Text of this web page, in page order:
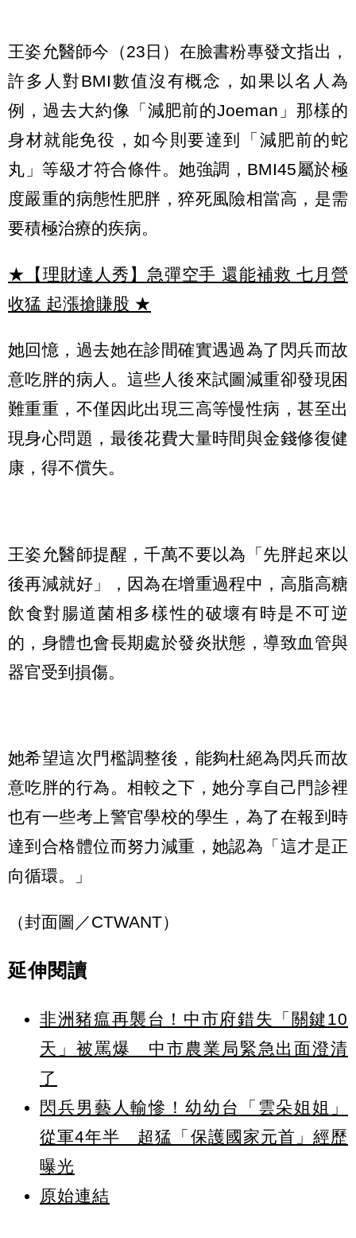
王姿允醫師今（23日）在臉書粉專發文指出，
許多人對BMI數值沒有概念，如果以名人為
例，過去大約像「減肥前的Joeman」那樣的
身材就能免役，如今則要達到「減肥前的蛇
丸」等級才符合條件。她強調，BMI45屬於極
度嚴重的病態性肥胖，猝死風險相當高，是需
要積極治療的疾病。
★【理財達人秀】急彈空手 還能補救 七月營
收猛 起漲搶賺股 ★
她回憶，過去她在診間確實遇過為了閃兵而故
意吃胖的病人。這些人後來試圖減重卻發現困
難重重，不僅因此出現三高等慢性病，甚至出
現身心問題，最後花費大量時間與金錢修復健
康，得不償失。
王姿允醫師提醒，千萬不要以為「先胖起來以
後再減就好」，因為在增重過程中，高脂高糖
飲食對腸道菌相多樣性的破壞有時是不可逆
的，身體也會長期處於發炎狀態，導致血管與
器官受到損傷。
她希望這次門檻調整後，能夠杜絕為閃兵而故
意吃胖的行為。相較之下，她分享自己門診裡
也有一些考上警官學校的學生，為了在報到時
達到合格體位而努力減重，她認為「這才是正
向循環。」
（封面圖／CTWANT）
延伸閱讀
非洲豬瘟再襲台！中市府錯失「關鍵10
天」被罵爆 中市農業局緊急出面澄清
了
閃兵男藝人輸慘！幼幼台「雲朵姐姐」
從軍4年半 超猛「保護國家元首」經歷
曝光
原始連結